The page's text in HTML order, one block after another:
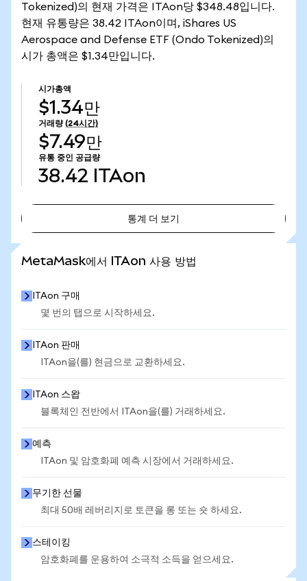
Tokenized)의 현재 가격은 ITAon당 $348.48입니다.
현재 유통량은 38.42 ITAon이며, iShares US
Aerospace and Defense ETF (Ondo Tokenized)의
시가 총액은 $1.34만입니다.
시가총액
$1.34만
거래량 (24시간)
$7.49만
유통 중인 공급량
38.42 ITAon
통계 더 보기
MetaMask에서 ITAon 사용 방법
ITAon 구매
몇 번의 탭으로 시작하세요.
ITAon 판매
ITAon을(를) 현금으로 교환하세요.
ITAon 스왑
블록체인 전반에서 ITAon을(를) 거래하세요.
예측
ITAon 및 암호화폐 예측 시장에서 거래하세요.
무기한 선물
최대 50배 레버리지로 토큰을 롱 또는 숏 하세요.
스테이킹
암호화폐를 운용하여 소극적 소득을 얻으세요.